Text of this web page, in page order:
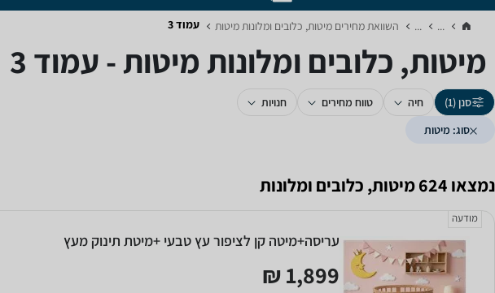
...
... השוואת מחירים מיטות, כלובים ומלונות ‏מיטות‏ עמוד 3
מיטות, כלובים ומלונות ‏מיטות - עמוד 3
סנן (1) חיה טווח מחירים
חנויות
סוג: מיטות
נמצאו 624 מיטות, כלובים ומלונות
מודעה
עריסה+מיטה קן לציפור עץ טבעי +מיטת תינוק מעץ
1,899 ₪